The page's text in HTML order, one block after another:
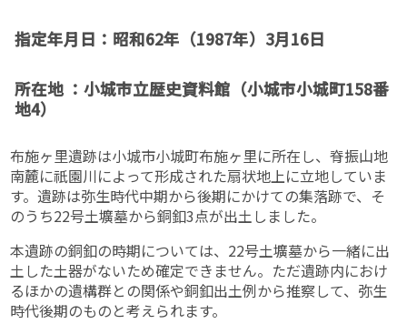
指定年月日： 昭和62年（1987年）3月16日
所在地 ：小城市立歴史資料館（小城市小城町158番
地4）
布施ヶ里遺跡は小城市小城町布施ヶ里に所在し、脊振山地
南麓に祇園川によって形成された扇状地上に立地していま
す。遺跡は弥生時代中期から後期にかけての集落跡で、そ
のうち22号土壙墓から銅釦3点が出土しました。
本遺跡の銅釦の時期については、22号土壙墓から一緒に出
土した土器がないため確定できません。ただ遺跡内におけ
るほかの遺構群との関係や銅釦出土例から推察して、弥生
時代後期のものと考えられます。